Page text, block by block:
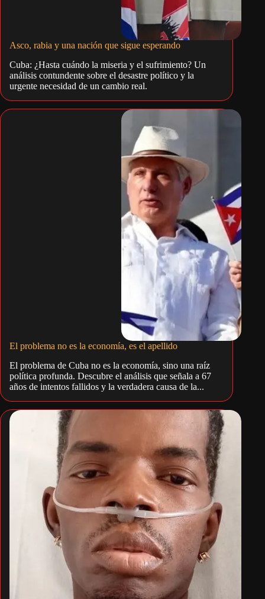
Asco, rabia y una nación que sigue esperando
Cuba: ¿Hasta cuándo la miseria y el sufrimiento? Un
análisis contundente sobre el desastre político y la
urgente necesidad de un cambio real.
El problema no es la economía, es el apellido
El problema de Cuba no es la economía, sino una raíz
política profunda. Descubre el análisis que señala a 67
años de intentos fallidos y la verdadera causa de la...